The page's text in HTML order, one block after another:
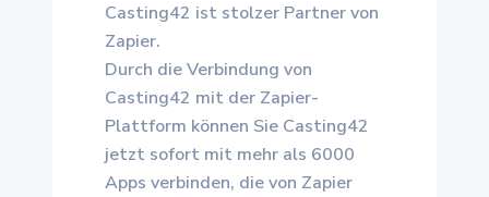
Casting42 ist stolzer Partner von
Zapier.
Durch die Verbindung von
Casting42 mit der Zapier-
Plattform können Sie Casting42
jetzt sofort mit mehr als 6000
Apps verbinden, die von Zapier